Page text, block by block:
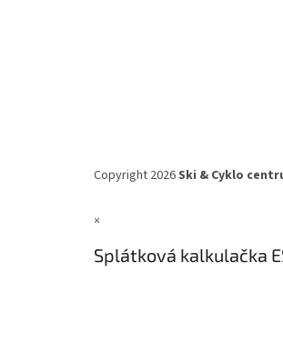
Copyright 2026Ski & Cyklo
×
Splátková kalkulačka